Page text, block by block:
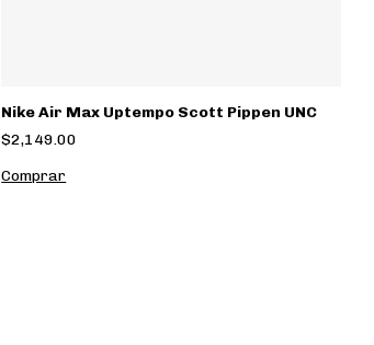
Nike Air Max Uptempo Scott Pippen UNC
$2,149.00
Comprar